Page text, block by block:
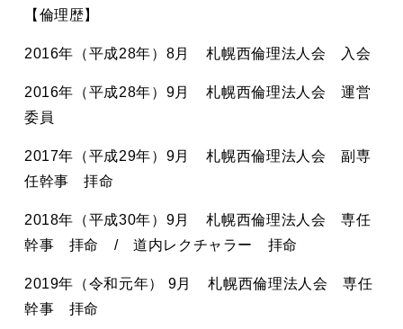
【倫理歴】
2016年（平成28年）8月 札幌西倫理法人会 入会
2016年（平成28年）9月 札幌西倫理法人会 運営
委員
2017年（平成29年）9月 札幌西倫理法人会 副専
任幹事 拝命
2018年（平成30年）9月 札幌西倫理法人会 専任
幹事 拝命 / 道内レクチャラー 拝命
2019年（令和元年） 9月 札幌西倫理法人会 専任
幹事 拝命